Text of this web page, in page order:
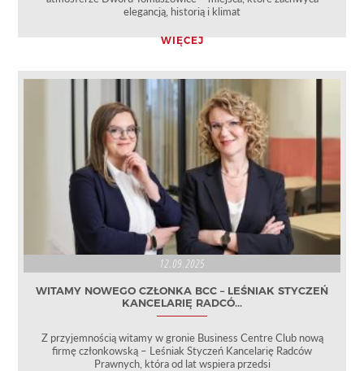
elegancją, historią i klimat
WIĘCEJ
12.09.2025
WITAMY NOWEGO CZŁONKA BCC – LEŚNIAK STYCZEŃ
KANCELARIĘ RADCÓ...
Z przyjemnością witamy w gronie Business Centre Club nową
firmę członkowską – Leśniak Styczeń Kancelarię Radców
Prawnych, która od lat wspiera przedsi